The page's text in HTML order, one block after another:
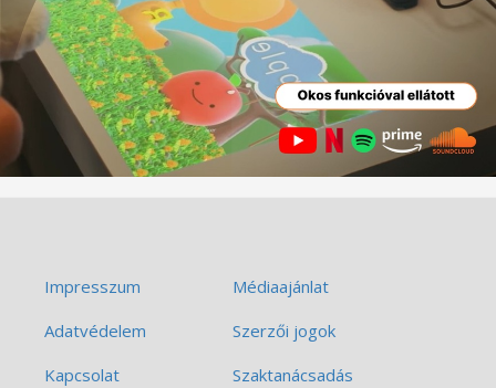
Impresszum
Médiaajánlat
Adatvédelem
Szerzői jogok
Kapcsolat
Szaktanácsadás